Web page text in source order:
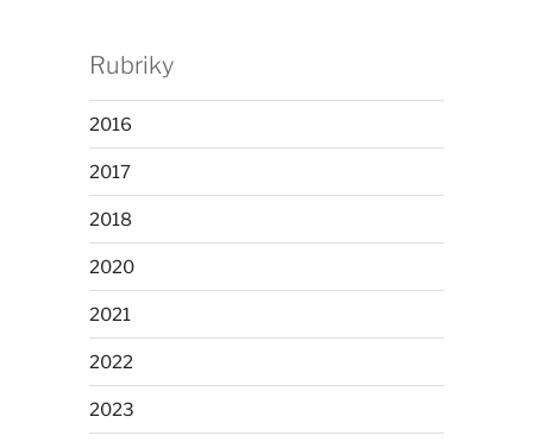
Rubriky
2016
2017
2018
2020
2021
2022
2023